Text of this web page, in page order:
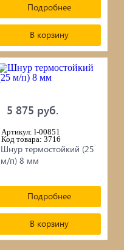
Подробнее
В корзину
5 875 руб.
Артикул: l-00851
Код товара: 3716
Шнур термостойкий (25
м/п) 8 мм
Подробнее
В корзину